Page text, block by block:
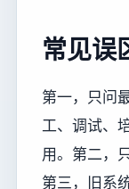
常见误
第一，只问
工、调试、
用。第二，
第三，旧系